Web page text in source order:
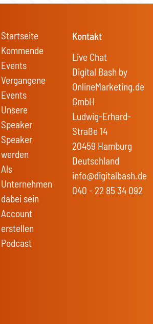
Startseite
Kommende
Events
Vergangene
Events
Unsere
Speaker
Speaker
werden
Als
Unternehmen
dabei sein
Account
erstellen
Podcast
Kontakt
Live Chat
Digital Bash by
OnlineMarketing.de
GmbH
Ludwig-Erhard-
Straße 14
20459 Hamburg
Deutschland
info@digitalbash.de
040 - 22 85 34 092